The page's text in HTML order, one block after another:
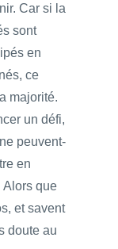
Car si la
sont
en
ce
majorité.
un défi,
peuvent-
en
Alors que
et savent
doute au